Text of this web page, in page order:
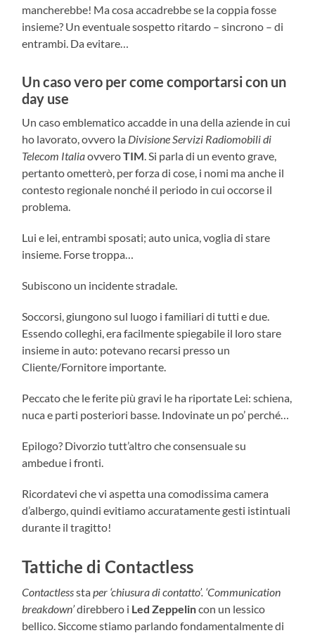
mancherebbe! Ma cosa accadrebbe se la coppia fosse
insieme? Un eventuale sospetto ritardo – sincrono – di
entrambi. Da evitare…
Un caso vero per come comportarsi con un
day use
Un caso emblematico accadde in una della aziende in cui
ho lavorato, ovvero la Divisione Servizi Radiomobili di
Telecom ItaliaovveroTIM . Si parla di un evento grave,
pertanto ometterò, per forza di cose, i nomi ma anche il
contesto regionale nonché il periodo in cui occorse il
problema.
Lui e lei, entrambi sposati; auto unica, voglia di stare
insieme. Forse troppa…
Subiscono un incidente stradale.
Soccorsi, giungono sul luogo i familiari di tutti e due.
Essendo colleghi, era facilmente spiegabile il loro stare
insieme in auto: potevano recarsi presso un
Cliente/Fornitore importante.
Peccato che le ferite più gravi le ha riportate Lei: schiena,
nuca e parti posteriori basse. Indovinate un po’ perché…
Epilogo? Divorzio tutt’altro che consensuale su
ambedue i fronti.
Ricordatevi che vi aspetta una comodissima camera
d’albergo, quindi evitiamo accuratamente gesti istintuali
durante il tragitto!
Tattiche di Contactless
Contactlesssta per ‘chiusura di contatto’. ‘Communication
breakdown’direbbero i Led Zeppelincon un lessico
bellico. Siccome stiamo parlando fondamentalmente di